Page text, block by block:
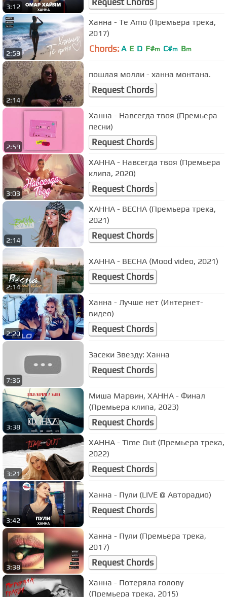
3:12 Request Chords
2:59
Ханна - Te Amo (Премьера трека,
2017)
Chords: A E D F#m C#m Bm
2:14
пошлая молли - ханна монтана.
Request Chords
2:59
Ханна - Навсегда твоя (Премьера
песни)
Request Chords
3:03
ХАННА - Навсегда твоя (Премьера
клипа, 2020)
Request Chords
2:14
ХАННА - ВЕСНА (Премьера трека,
2021)
Request Chords
2:14
ХАННА - ВЕСНА (Mood video, 2021)
Request Chords
2:20
Ханна - Лучше нет (Интернет-
видео)
Request Chords
7:36
Засеки Звезду: Ханна
Request Chords
3:38
Миша Марвин, ХАННА - Финал
(Премьера клипа, 2023)
Request Chords
3:21
ХАННА - Time Out (Премьера трека,
2022)
Request Chords
3:42
Ханна - Пули (LIVE @ Авторадио)
Request Chords
3:38
Ханна - Пули (Премьера трека,
2017)
Request Chords
Ханна - Потеряла голову
(Премьера трека, 2015)